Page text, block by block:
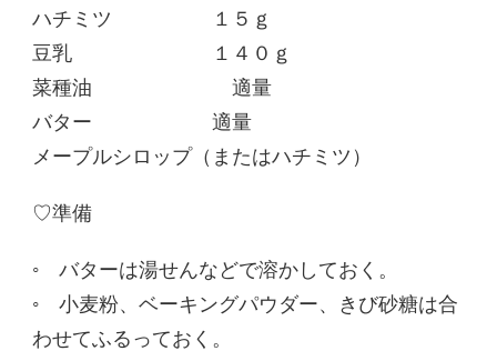
ハチミツ １５ｇ
豆乳 １４０ｇ
菜種油 適量
バター 適量
メープルシロップ（またはハチミツ）
♡準備
◦ バターは湯せんなどで溶かしておく。
◦ 小麦粉、ベーキングパウダー、きび砂糖は合
わせてふるっておく。